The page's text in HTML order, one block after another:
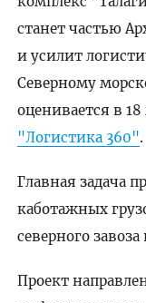
станет частью
и усилит
Северному
оценивается в
"Логистика 360".
Главная задача
каботажных
северного
Проект